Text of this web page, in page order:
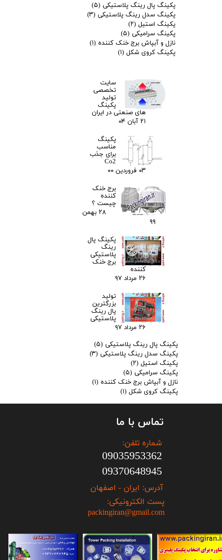
پکینگ پال رینگ پلاستیکی (۵)
پکینگ سدل رینگ پلاستیکی (۳)
پکینگ استیل (۲)
پکینگ سرامیکی (۵)
نازل و آبپاش برج خنک کننده (۱)
پکینگ کروی شکل (۱)
سایت
تخصصی
تولید
پکینگ
های صنعتی در ایران
۲۱ آبان ۰۴
پکینگ
مناسب
برای جذب
Co2
۰۳ فروردین ۰۰
برج خنک
کننده
چیست ؟
۲۸ بهمن
۹۹
پکینگ پال
رینگ
پلاستیکی
برج خنک
کننده
۲۶ مرداد ۹۷
تولید
بزرگترین
پال رینگ
پلاستیکی
۲۶ مرداد ۹۷
پکینگ پال رینگ پلاستیکی (۵)
پکینگ سدل رینگ پلاستیکی (۳)
پکینگ استیل (۲)
پکینگ سرامیکی (۵)
نازل و آبپاش برج خنک کننده (۱)
پکینگ کروی شکل (۱)
تماس با ما
شماره تلفن:
09035953362
09370648945
آدرس: ایران - اصفهان
پست الکترونیکی:
packingiran@gmail.com